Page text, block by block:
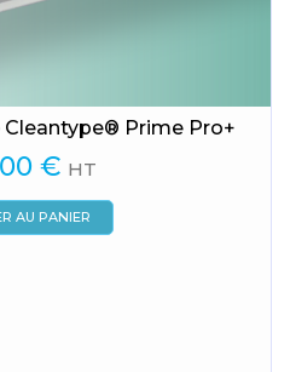
Cleantype® Prime Pro+
€ HT
AU PANIER